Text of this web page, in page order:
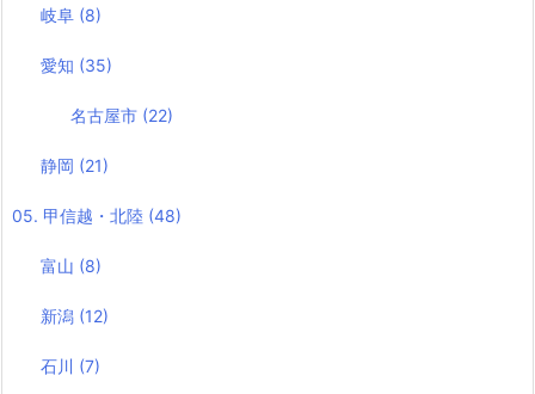
岐阜 (8)
愛知 (35)
名古屋市 (22)
静岡 (21)
05. 甲信越・北陸 (48)
富山 (8)
新潟 (12)
石川 (7)